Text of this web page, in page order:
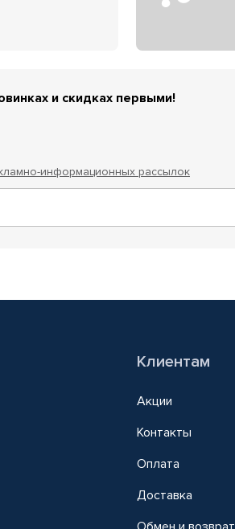
и скидках первыми!
информационных рассылок
Клиентам
Акции
Контакты
Оплата
Доставка